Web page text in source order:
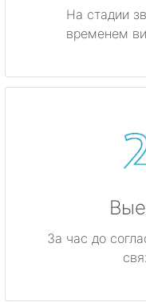
На стадии
временем
За час до